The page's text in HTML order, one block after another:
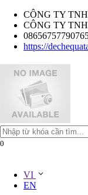
CÔNG TY
CÔNG TY
https://
0
VI
EN